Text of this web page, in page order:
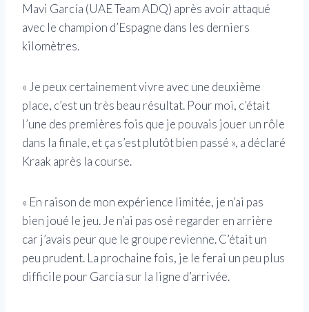
Mavi García (UAE Team ADQ) après avoir attaqué
avec le champion d’Espagne dans les derniers
kilomètres.
« Je peux certainement vivre avec une deuxième
place, c’est un très beau résultat. Pour moi, c’était
l’une des premières fois que je pouvais jouer un rôle
dans la finale, et ça s’est plutôt bien passé », a déclaré
Kraak après la course.
« En raison de mon expérience limitée, je n’ai pas
bien joué le jeu. Je n’ai pas osé regarder en arrière
car j’avais peur que le groupe revienne. C’était un
peu prudent. La prochaine fois, je le ferai un peu plus
difficile pour García sur la ligne d’arrivée.